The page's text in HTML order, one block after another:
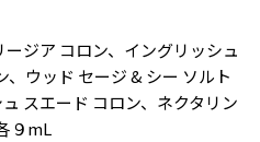
ジア コロン、イングリッシュ
、ウッド セージ & シー ソルト
スエード コロン、ネクタリン
９mL